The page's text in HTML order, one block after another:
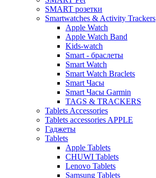
SMART розетки
Smartwatches & Activity Trackers
Apple Watch
Apple Watch Band
Kids-watch
Smart - браслеты
Smart Watch
Smart Watch Braclets
Smart Часы
Smart Часы Garmin
TAGS & TRACKERS
Tablets Accessories
Tablets accessories APPLE
Гаджеты
Tablets
Apple Tablets
CHUWI Tablets
Lenovo Tablets
Samsung Tablets